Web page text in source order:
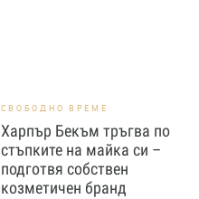
СВОБОДНО ВРЕМЕ
Харпър Бекъм тръгва по
стъпките на майка си –
подготвя собствен
козметичен бранд